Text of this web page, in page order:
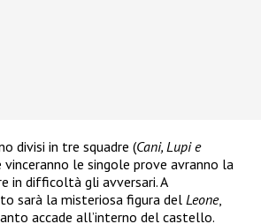
divisi in tre squadre (Cani, Lupi e
vinceranno le singole prove avranno la
in difficoltà gli avversari. A
sarà la misteriosa figura del Leone,
accade all’interno del castello.